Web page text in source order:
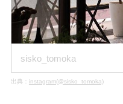
sisko_tomoka
出典： instagram(@sisko_tomoka)